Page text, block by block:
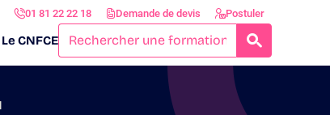
01 81 22 22 18 Demande de devis Postuler
Le CNFCE